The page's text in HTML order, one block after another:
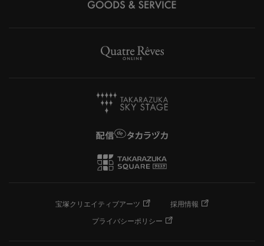
宝塚クリエイティブアーツ
採用情報
プライバシーポリシー